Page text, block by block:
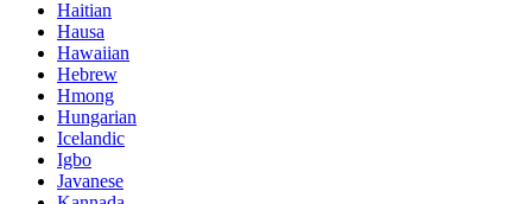
Haitian
Hausa
Hawaiian
Hebrew
Hmong
Hungarian
Icelandic
Igbo
Javanese